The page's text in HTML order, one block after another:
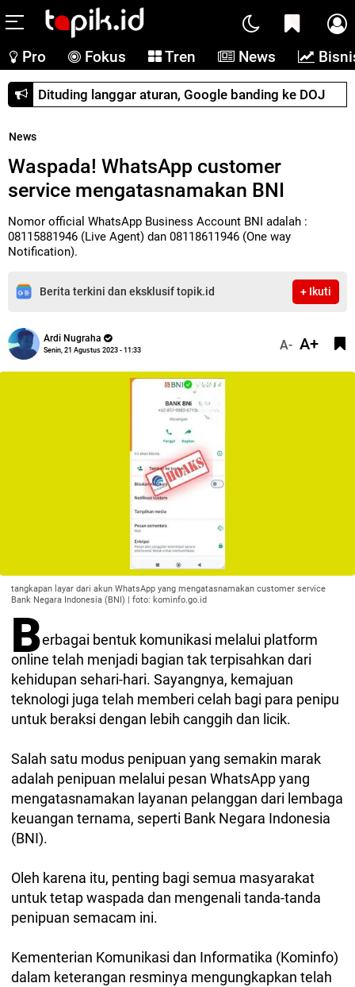
0
Pro Fokus Tren News
Dituding langgar aturan, Google banding ke DOJ
News
Waspada! WhatsApp customer
service mengatasnamakan BNI
Nomor official WhatsApp Business Account BNI adalah :
08115881946 (Live Agent) dan 08118611946 (One way
Notification).
Berita terkini dan eksklusif topik.id + Ikuti
Ardi Nugraha
Senin, 21 Agustus 2023 - 11:33 A- A+
tangkapan layar dari akun WhatsApp yang mengatasnamakan customer service
Bank Negara Indonesia (BNI) | foto: kominfo.go.id
Berbagai bentuk komunikasi melalui platform
online telah menjadi bagian tak terpisahkan dari
kehidupan sehari-hari. Sayangnya, kemajuan
teknologi juga telah memberi celah bagi para penipu
untuk beraksi dengan lebih canggih dan licik.
Salah satu modus penipuan yang semakin marak
adalah penipuan melalui pesan WhatsApp yang
mengatasnamakan layanan pelanggan dari lembaga
keuangan ternama, seperti Bank Negara Indonesia
(BNI).
Oleh karena itu, penting bagi semua masyarakat
untuk tetap waspada dan mengenali tanda-tanda
penipuan semacam ini.
Kementerian Komunikasi dan Informatika (Kominfo)
dalam keterangan resminya mengungkapkan telah